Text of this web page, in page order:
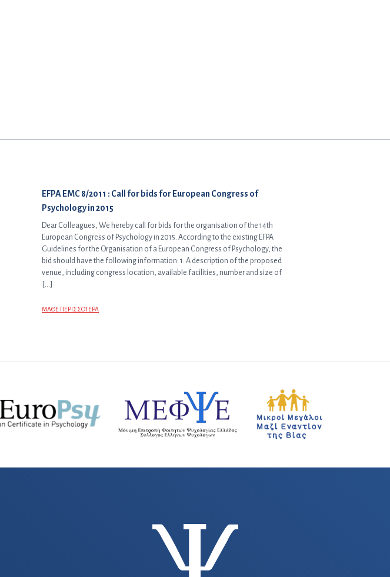
Επόμενο άρθρο:
EFPA EMC 8/2011 : Call for bids for European Congress of
Psychology in 2015
Dear Colleagues, We hereby call for bids for the organisation of the 14th
European Congress of Psychology in 2015. According to the existing EFPA
Guidelines for the Organisation of a European Congress of Psychology, the
bid should have the following information: 1. A description of the proposed
venue, including congress location, available facilities, number and size of
[…]
ΜΑΘΕ ΠΕΡΙΣΣΟΤΕΡΑ